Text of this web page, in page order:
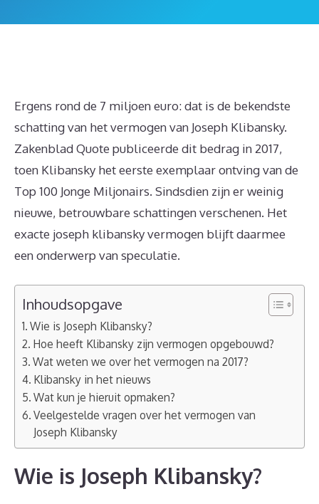
Ergens rond de 7 miljoen euro: dat is de bekendste
schatting van het vermogen van Joseph Klibansky.
Zakenblad Quote publiceerde dit bedrag in 2017,
toen Klibansky het eerste exemplaar ontving van de
Top 100 Jonge Miljonairs. Sindsdien zijn er weinig
nieuwe, betrouwbare schattingen verschenen. Het
exacte joseph klibansky vermogen blijft daarmee
een onderwerp van speculatie.
Inhoudsopgave
Wie is Joseph Klibansky?
Hoe heeft Klibansky zijn vermogen opgebouwd?
Wat weten we over het vermogen na 2017?
Klibansky in het nieuws
Wat kun je hieruit opmaken?
Veelgestelde vragen over het vermogen van
Joseph Klibansky
Wie is Joseph Klibansky?